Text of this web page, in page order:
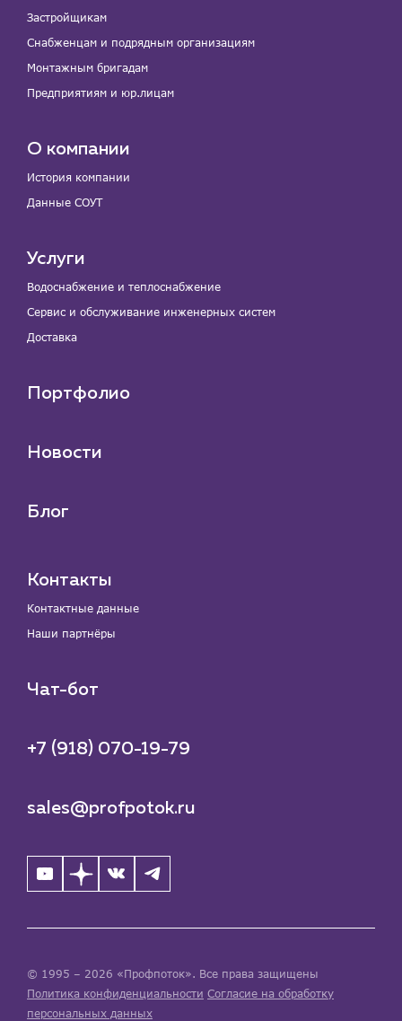
Застройщикам
Снабженцам и подрядным организациям
Монтажным бригадам
Предприятиям и юр.лицам
О компании
История компании
Данные СОУТ
Услуги
Водоснабжение и теплоснабжение
Сервис и обслуживание инженерных систем
Доставка
Портфолио
Новости
Блог
Контакты
Контактные данные
Наши партнёры
Чат-бот
+7 (918) 070-19-79
sales@profpotok.ru
© 1995 – 2026 «Профпоток». Все права защищены
Политика конфиденциальности Согласие на обработку
персональных данных